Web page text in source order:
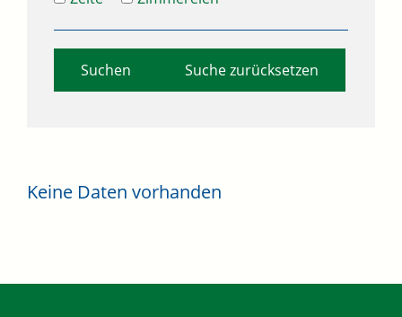
Suche zurücksetzen
Keine Daten vorhanden